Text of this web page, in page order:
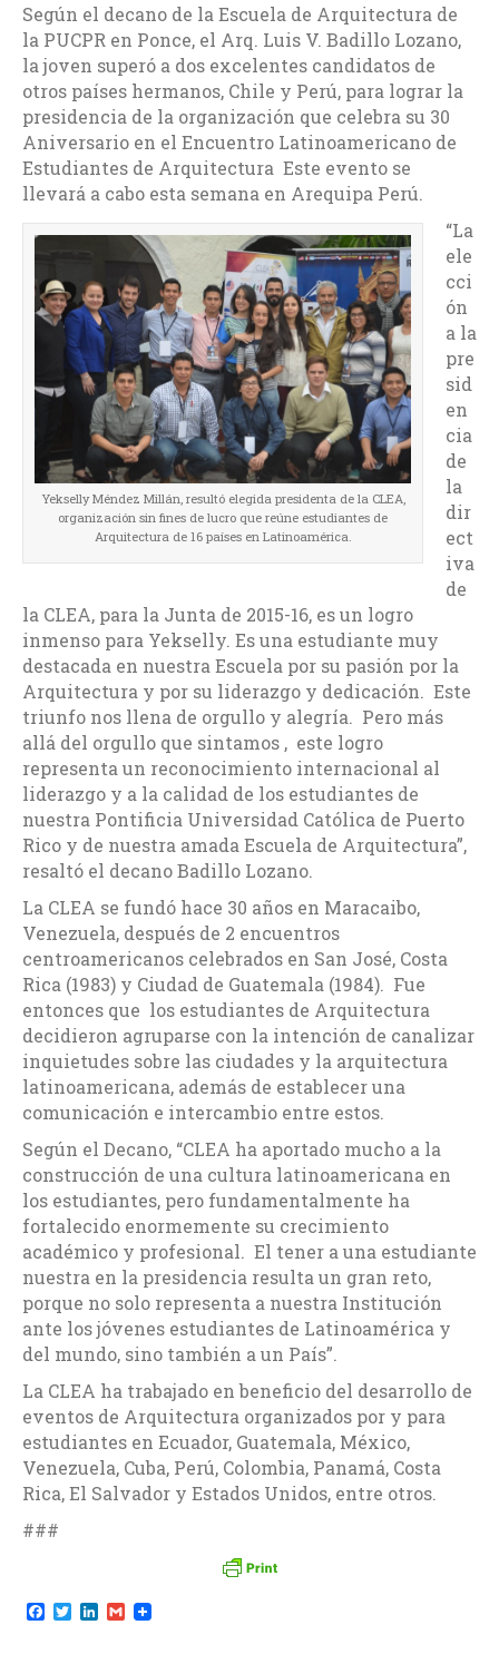
Según el decano de la Escuela de Arquitectura de
la PUCPR en Ponce, el Arq. Luis V. Badillo Lozano,
la joven superó a dos excelentes candidatos de
otros países hermanos, Chile y Perú, para lograr la
presidencia de la organización que celebra su 30
Aniversario en el Encuentro Latinoamericano de
Estudiantes de Arquitectura Este evento se
llevará a cabo esta semana en Arequipa Perú.
Yekselly Méndez Millán, resultó elegida presidenta de la CLEA,
organización sin fines de lucro que reúne estudiantes de
Arquitectura de 16 países en Latinoamérica.
“La
ele
cci
ón
a la
pre
sid
en
cia
de
la
dir
ect
iva
de
la CLEA, para la Junta de 2015-16, es un logro
inmenso para Yekselly. Es una estudiante muy
destacada en nuestra Escuela por su pasión por la
Arquitectura y por su liderazgo y dedicación. Este
triunfo nos llena de orgullo y alegría. Pero más
allá del orgullo que sintamos , este logro
representa un reconocimiento internacional al
liderazgo y a la calidad de los estudiantes de
nuestra Pontificia Universidad Católica de Puerto
Rico y de nuestra amada Escuela de Arquitectura”,
resaltó el decano Badillo Lozano.
La CLEA se fundó hace 30 años en Maracaibo,
Venezuela, después de 2 encuentros
centroamericanos celebrados en San José, Costa
Rica (1983) y Ciudad de Guatemala (1984). Fue
entonces que los estudiantes de Arquitectura
decidieron agruparse con la intención de canalizar
inquietudes sobre las ciudades y la arquitectura
latinoamericana, además de establecer una
comunicación e intercambio entre estos.
Según el Decano, “CLEA ha aportado mucho a la
construcción de una cultura latinoamericana en
los estudiantes, pero fundamentalmente ha
fortalecido enormemente su crecimiento
académico y profesional. El tener a una estudiante
nuestra en la presidencia resulta un gran reto,
porque no solo representa a nuestra Institución
ante los jóvenes estudiantes de Latinoamérica y
del mundo, sino también a un País”.
La CLEA ha trabajado en beneficio del desarrollo de
eventos de Arquitectura organizados por y para
estudiantes en Ecuador, Guatemala, México,
Venezuela, Cuba, Perú, Colombia, Panamá, Costa
Rica, El Salvador y Estados Unidos, entre otros.
###
F T L G